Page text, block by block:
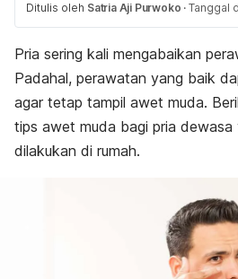
Ditulis oleh Satria Aji Purwoko · Tanggal
Pria sering kali mengabaikan
Padahal, perawatan yang baik
agar tetap tampil awet muda.
tips awet muda bagi pria dewasa
dilakukan di rumah.